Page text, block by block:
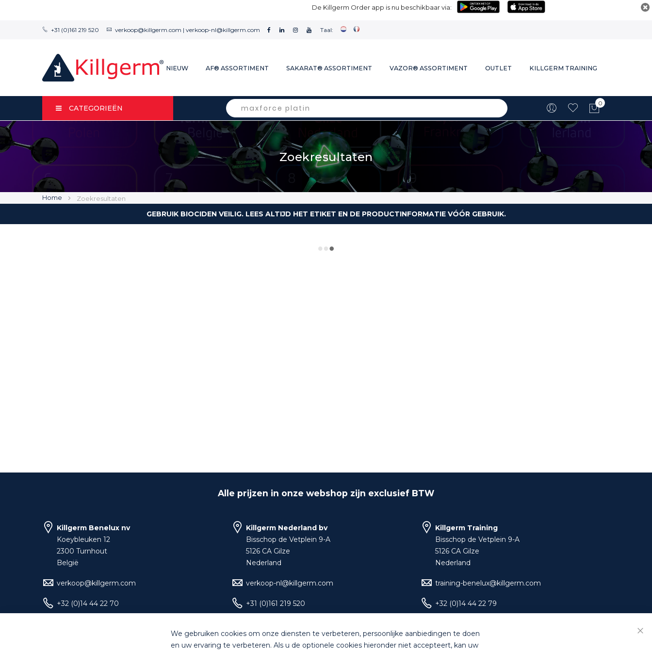
De Killgerm Order app is nu beschikbaar via:
+31 (0)161 219 520 verkoop@killgerm.com | verkoop-nl@killgerm.com Taal:
NIEUW AF® ASSORTIMENT SAKARAT® ASSORTIMENT VAZOR® ASSORTIMENT OUTLET KILLGERM TRAINING
CATEGORIEËN
Search
0
Zoekresultaten
Home Zoekresultaten
GEBRUIK BIOCIDEN VEILIG. LEES ALTIJD HET ETIKET EN DE PRODUCTINFORMATIE VÓÓR GEBRUIK.
Alle prijzen in onze webshop zijn exclusief BTW
Killgerm Benelux nv
Koeybleuken 12
2300 Turnhout
België
verkoop@killgerm.com
+32 (0)14 44 22 70
Killgerm Nederland bv
Bisschop de Vetplein 9-A
5126 CA Gilze
Nederland
verkoop-nl@killgerm.com
+31 (0)161 219 520
Killgerm Training
Bisschop de Vetplein 9-A
5126 CA Gilze
Nederland
training-benelux@killgerm.com
+32 (0)14 44 22 79
We gebruiken cookies om onze diensten te verbeteren, persoonlijke aanbiedingen te doen
en uw ervaring te verbeteren. Als u de optionele cookies hieronder niet accepteert, kan uw